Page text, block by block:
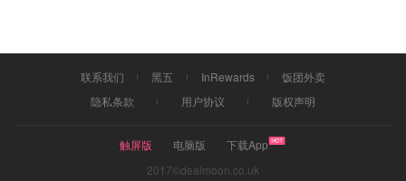
联系我们 黑五 InRewards
饭团外卖
隐私条款
用户协议 版权声明
触屏版 电脑版
下载App
2017©dealmoon.co.uk